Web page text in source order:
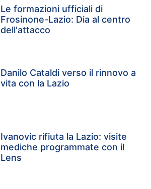
Le formazioni ufficiali di
Frosinone-Lazio: Dia al centro
dell'attacco
Danilo Cataldi verso il rinnovo a
vita con la Lazio
Ivanovic rifiuta la Lazio: visite
mediche programmate con il
Lens